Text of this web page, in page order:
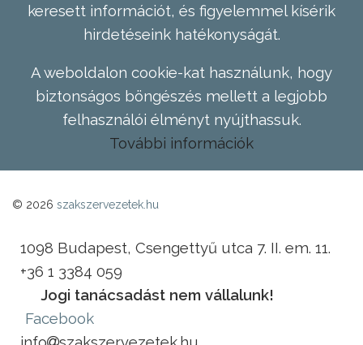
keresett információt, és figyelemmel kísérik
hirdetéseink hatékonyságát.
A weboldalon cookie-kat használunk, hogy
biztonságos böngészés mellett a legjobb
felhasználói élményt nyújthassuk.
További információk
© 2026 szakszervezetek.hu
1098 Budapest, Csengettyű utca 7. II. em. 11.
+36 1 3384 059
Jogi tanácsadást nem vállalunk!
Facebook